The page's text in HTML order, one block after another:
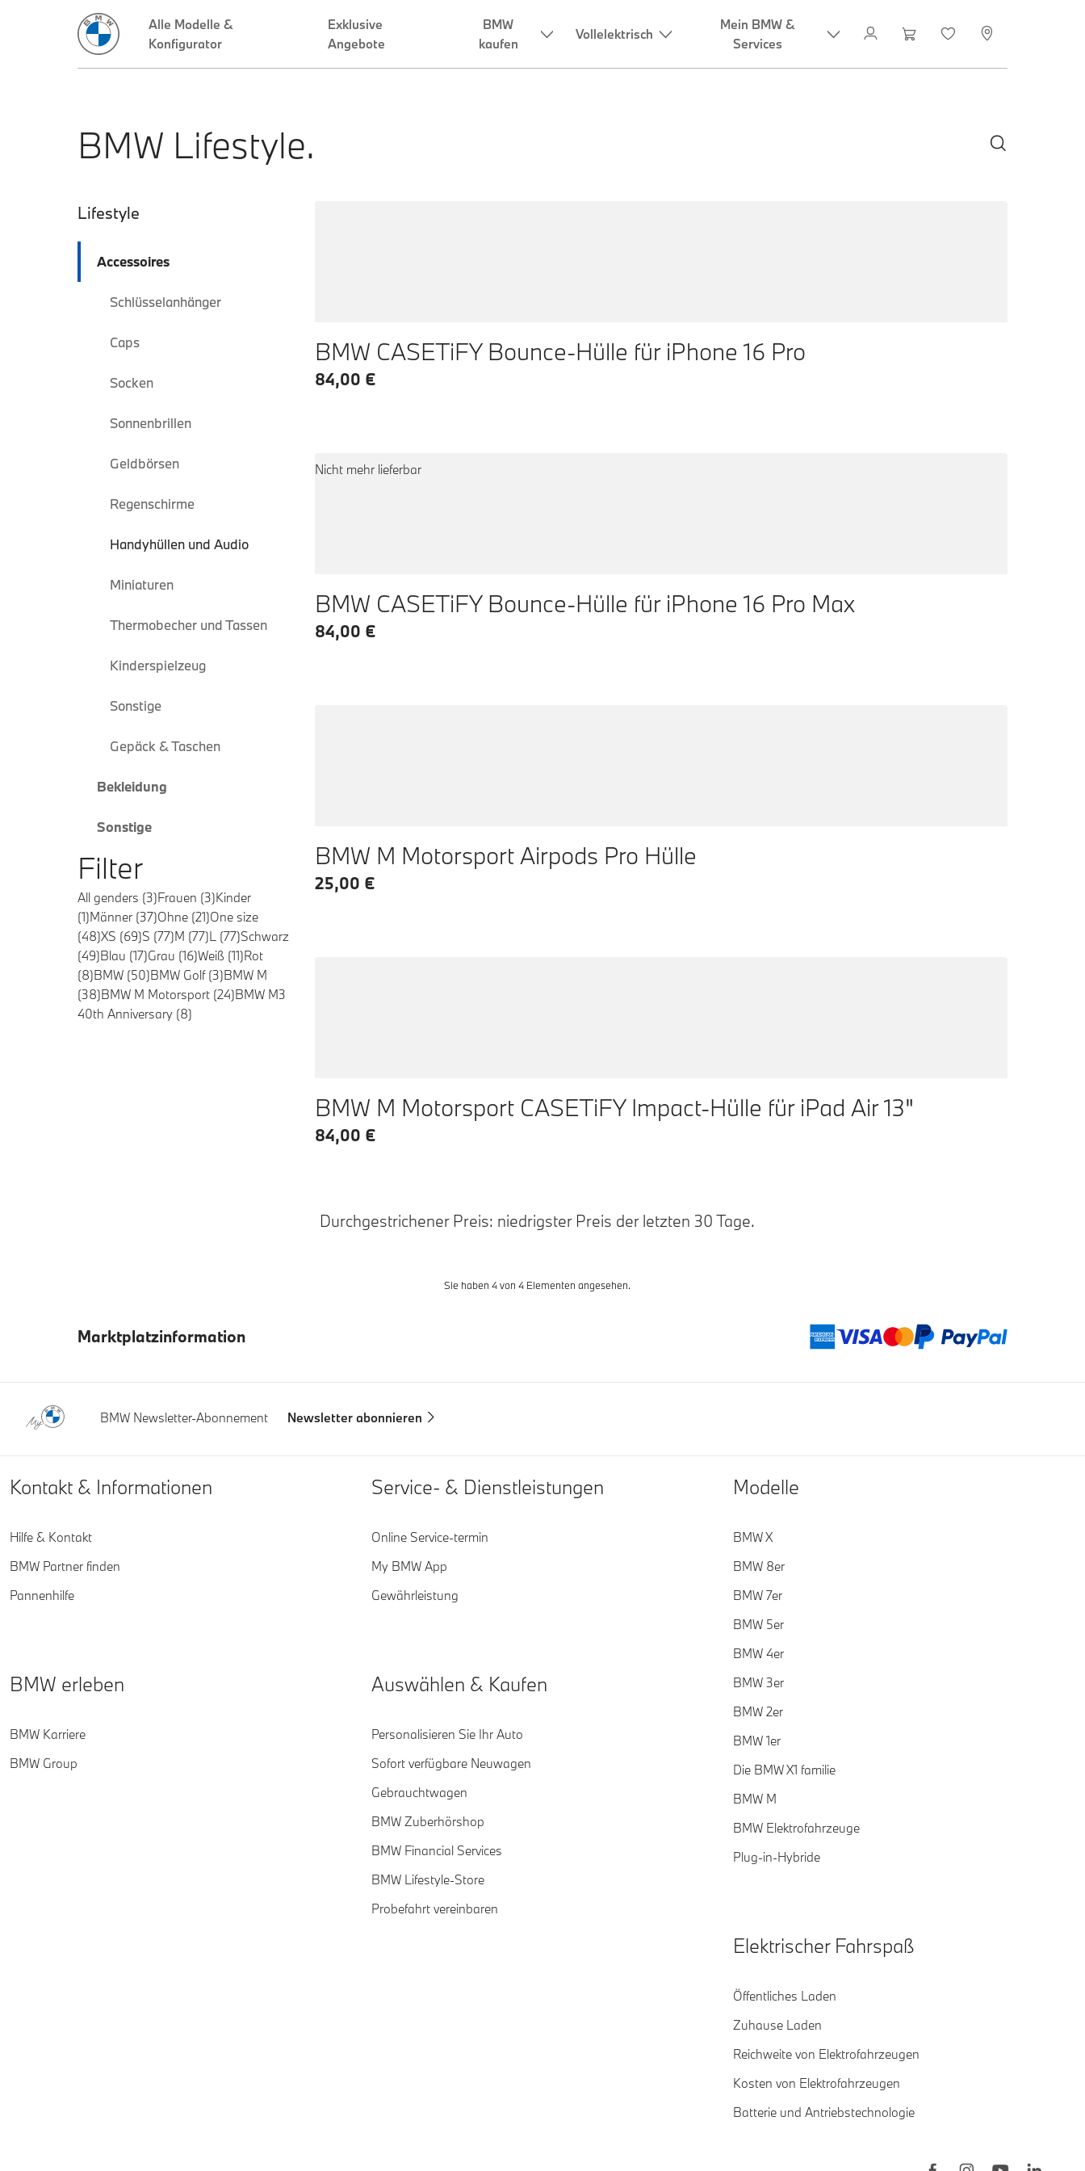
BMW Lifestyle.
Sekundäre Navigation
Lifestyle
Accessoires
Schlüsselanhänger
Caps
Socken
Sonnenbrillen
Geldbörsen
Regenschirme
Handyhüllen und Audio
Miniaturen
Thermobecher und Tassen
Kinderspielzeug
Sonstige
Gepäck & Taschen
Bekleidung
Sonstige
Filter
All genders (3)Frauen (3)Kinder
(1)Männer (37)Ohne (21)One size
(48)XS (69)S (77)M (77)L (77)Schwarz
(49)Blau (17)Grau (16)Weiß (11)Rot
(8)BMW (50)BMW Golf(3)BMW M
(38)BMW M Motorsport (24)BMW M3
40th Anniversary (8)
BMW CASETiFY Bounce-Hülle für iPhone 16 Pro
84,00 €
Nicht mehr lieferbar
BMW CASETiFY Bounce-Hülle für iPhone 16 Pro Max
84,00 €
BMW M Motorsport Airpods Pro Hülle
25,00 €
BMW M Motorsport CASETiFY Impact-Hülle für iPad Air 13"
84,00 €
Durchgestrichener Preis: niedrigster Preis der letzten 30 Tage.
Sie haben 4 von 4 Elementen angesehen.
Marktplatzinformation